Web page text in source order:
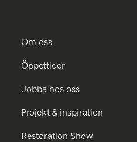
Om oss
Öppettider
Jobba hos oss
Projekt & inspiration
Restoration Show